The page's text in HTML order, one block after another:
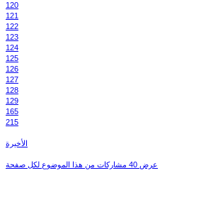
120
121
122
123
124
125
126
127
128
129
165
215
الأخيرة
عرض 40 مشاركات من هذا الموضوع لكل صفحة